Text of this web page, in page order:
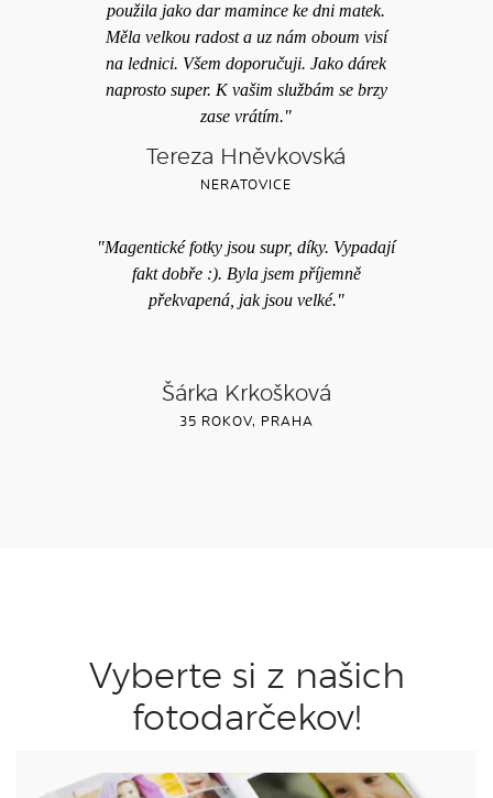
použila jako dar mamince ke dni matek.
Měla velkou radost a uz nám oboum visí
na lednici. Všem doporučuji. Jako dárek
naprosto super. K vašim službám se brzy
zase vrátím."
Tereza Hněvkovská
NERATOVICE
"Magentické fotky jsou supr, díky. Vypadají
fakt dobře :). Byla jsem příjemně
překvapená, jak jsou velké."
Šárka Krkošková
35 ROKOV, PRAHA
Vyberte si z našich
fotodarčekov!